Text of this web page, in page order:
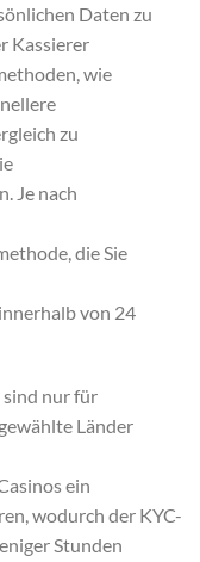
Daten zu
Kassierer
wie
zu
Je nach
die Sie
von 24
sind nur für
Länder
ein
wodurch der KYC-
Stunden